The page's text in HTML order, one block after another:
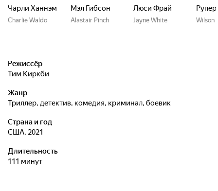
Чарли Ханнэм
Charlie Waldo
Мэл Гибсон
Alastair Pinch
Люси Фрай
Jayne White Wilson
Режиссёр
Тим Киркби
Жанр
триллер, детектив, комедия, криминал, боевик
Страна и год
США, 2021
Длительность
111 минут